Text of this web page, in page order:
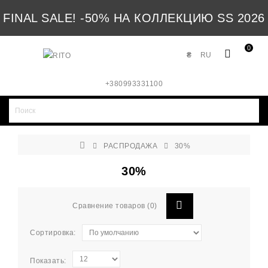
FINAL SALE! -50% НА КОЛЛЕКЦИЮ SS 2026
0
RU
₴
+380993331100
РАСПРОДАЖА 30%
30%
Сравнение товаров (0)
Сортировка:
Показать: